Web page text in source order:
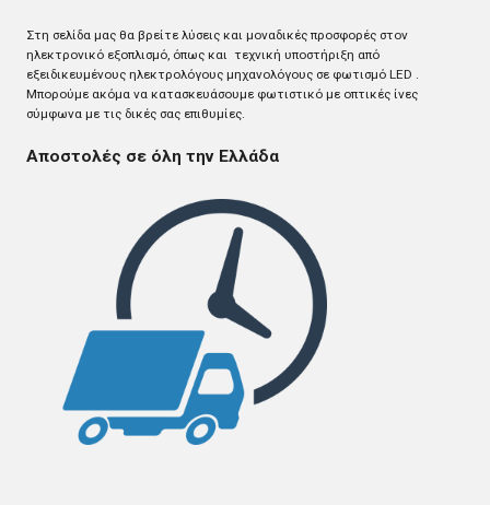
Στη σελίδα μας θα βρείτε λύσεις και μοναδικές προσφορές στον
ηλεκτρονικό εξοπλισμό, όπως και τεχνική υποστήριξη από
εξειδικευμένους ηλεκτρολόγους μηχανολόγους σε φωτισμό LED .
Mπορούμε ακόμα να κατασκευάσουμε φωτιστικό με οπτικές ίνες
σύμφωνα με τις δικές σας επιθυμίες.
Αποστολές σε όλη την Ελλάδα